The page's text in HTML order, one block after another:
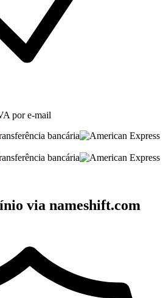
por e-mail
via nameshift.com